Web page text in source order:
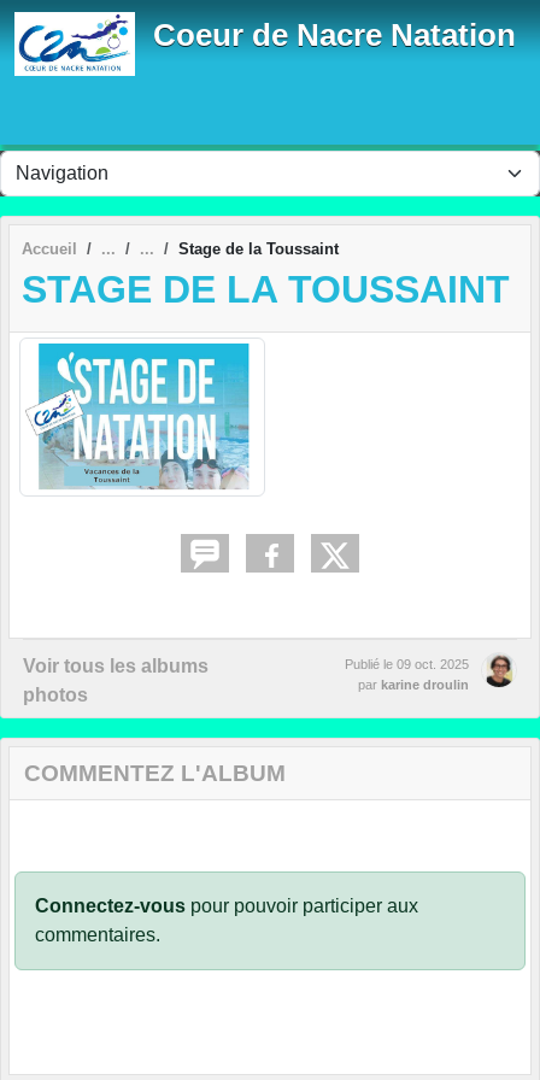
Coeur de Nacre Natation
Accueil Stage de la Toussaint
STAGE DE LA TOUSSAINT
Voir tous les albums
photos
Publié le 09 oct. 2025
par karine droulin
COMMENTEZ L'ALBUM
Connectez-vous pour pouvoir participer aux
commentaires.
Panneau de gestion des cookies